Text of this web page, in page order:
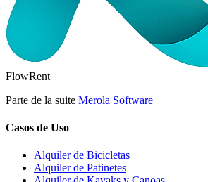
FlowRent
Parte de la suite Merola Software
Casos de Uso
Alquiler de Bicicletas
Alquiler de Patinetes